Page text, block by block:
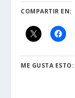
COMPARTIR EN:
ME GUSTA ESTO: